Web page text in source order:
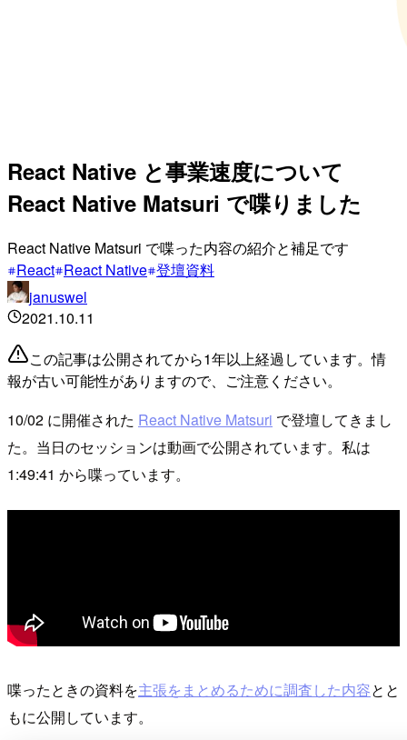
React Native と事業速度について
React Native Matsuri で喋りました
React Native Matsuri で喋った内容の紹介と補足です
React React Native 登壇資料
januswel
2021.10.11
この記事は公開されてから1年以上経過しています。情
報が古い可能性がありますので、ご注意ください。
10/02 に開催された React Native Matsuri で登壇してきまし
た。当日のセッションは動画で公開されています。私は
1:49:41 から喋っています。
喋ったときの資料を主張をまとめるために調査した内容とと
もに公開しています。